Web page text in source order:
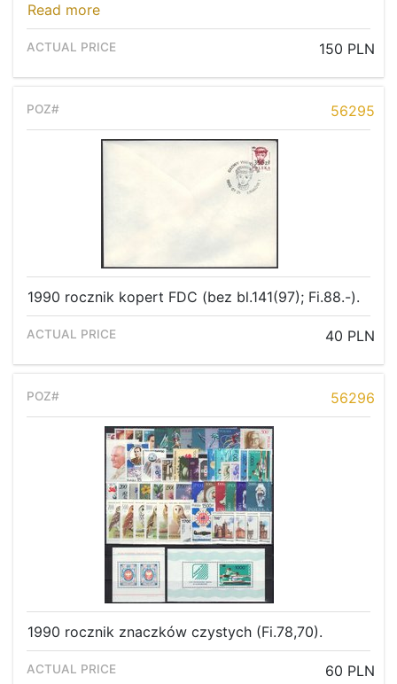
Read more
150 PLN
56295
1990 rocznik kopert FDC (bez bl.141(97); Fi.88.-).
40 PLN
56296
1990 rocznik znaczków czystych (Fi.78,70).
60 PLN